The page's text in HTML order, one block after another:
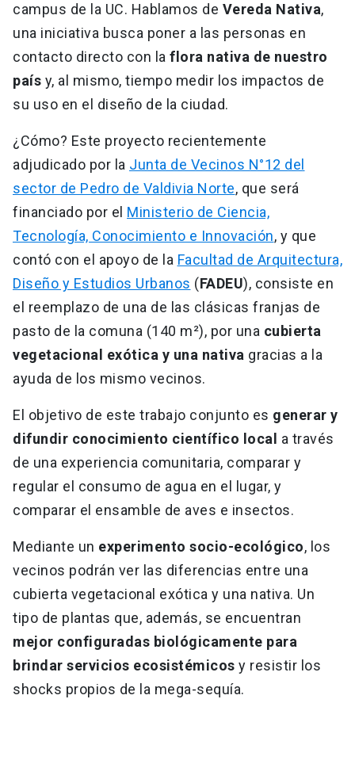
campus de la UC. Hablamos de Vereda Nativa,
una iniciativa busca poner a las personas en
contacto directo con la flora nativa de nuestro
país y, al mismo, tiempo medir los impactos de
su uso en el diseño de la ciudad.
¿Cómo? Este proyecto recientemente
adjudicado por la Junta de Vecinos N°12 del
sector de Pedro de Valdivia Norte, que será
financiado por el Ministerio de Ciencia,
Tecnología, Conocimiento e Innovación, y que
contó con el apoyo de la Facultad de Arquitectura,
Diseño y Estudios Urbanos (FADEU), consiste en
el reemplazo de una de las clásicas franjas de
pasto de la comuna (140 m²), por una cubierta
vegetacional exótica y una nativa gracias a la
ayuda de los mismo vecinos.
El objetivo de este trabajo conjunto es generar y
difundir conocimiento científico local
a través
de una experiencia comunitaria, comparar y
regular el consumo de agua en el lugar, y
comparar el ensamble de aves e insectos.
Mediante un experimento socio-ecológico, los
vecinos podrán ver las diferencias entre una
cubierta vegetacional exótica y una nativa. Un
tipo de plantas que, además, se encuentran
mejor configuradas biológicamente para
brindar servicios ecosistémicos y resistir los
shocks propios de la mega-sequía.